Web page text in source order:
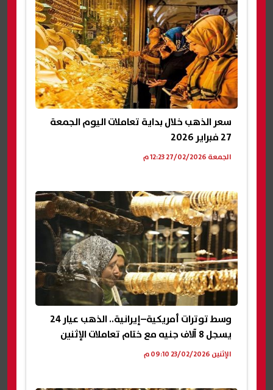
سعر الذهب خلال بداية تعاملات اليوم الجمعة
27 فبراير 2026
الجمعة 27/02/2026 12:23 م
وسط توترات أمريكية–إيرانية.. الذهب عيار 24
يسجل 8 آلاف جنيه مع ختام تعاملات الإثنين
الإثنين 23/02/2026 09:10 م